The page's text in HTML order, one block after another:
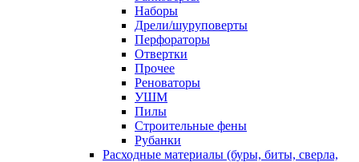
Наборы
Дрели/шуруповерты
Перфораторы
Отвертки
Прочее
Реноваторы
УШМ
Пилы
Строительные фены
Рубанки
Расходные материалы (буры, биты, сверла,